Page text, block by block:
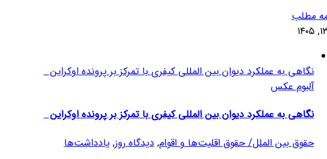
مطلب
نگاهی به عملکرد دیوان بین المللی کیفری با تمرکز بر پرونده اوکراین
آلبوم عکس
نگاهی به عملکرد دیوان بین المللی کیفری با تمرکز بر پرونده اوکراین
حقوق بین الملل/ حقوق اقلیت‌ها و اقوام,دیدگاه روز, یادداشت‌ها